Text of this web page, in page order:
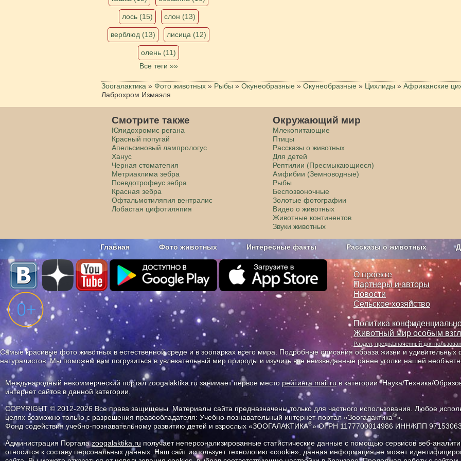
лось (15) слон (13)
верблюд (13) лисица (12)
олень (11)
Все теги »»
Зоогалактика » Фото животных » Рыбы » Окунеобразные » Окунеобразные » Цихлиды » Африканские
Лаброхром Измаэля
Смотрите также
Юлидохромис регана
Красный попугай
Апельсиновый лампрологус
Ханус
Черная стоматепия
Метриаклима зебра
Псевдотрофеус зебра
Красная зебра
Офтальмотиляпия вентралис
Лобастая цифотиляпия
Окружающий мир
Млекопитающие
Птицы
Рассказы о животных
Для детей
Рептилии (Пресмыкающиеся)
Амфибии (Земноводные)
Рыбы
Беспозвоночные
Золотые фотографии
Видео о животных
Животные континентов
Звуки животных
Главная Фото животных Интересные факты Рассказы о животных
Наши приложения. Бесплатно и без рекламы О проекте
О проекте
Партнеры и авторы
Новости
Сельское хозяйство
Политика
Животный мир особым
Раздел, предназначенный для
Самые красивые фото животных в естественной среде и в зоопарках всего мира. Подробные описания образа жизни и
натуралистов. Мы поможем вам погрузиться в увлекательный мир природы и изучить все неизведанные ранее уголки нашей
Международный некоммерческий портал zoogalaktika.ru занимает первое место рейтинга mail.ru в категории "Наука/Техника/
интернет сайтов в данной категории.
COPYRIGHT © 2012-2026 Все права защищены. Материалы сайта предназначены только для частного использования. Любое
целях возможно только с разрешения правообладателя: Учебно-познавательный интернет-портал «Зоогалактика®».
Фонд содействия учебно-познавательному развитию детей и взрослых «ЗООГАЛАКТИКА®» ОГРН 1177700014986 ИНН/КПП
Администрация Порталаzoogalaktika.ru получает неперсонализированные статистические данные с помощью сервисов веб-
относится к составу персональных данных. Наш сайт использует технологию «cookie», данная информация не может